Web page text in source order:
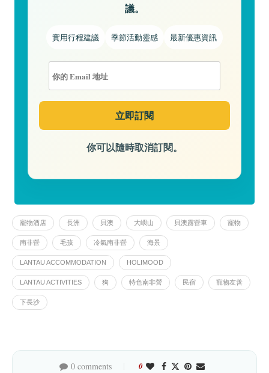
議。
實用行程建議 季節活動靈感 最新優惠資訊
你可以隨時取消訂閱。
寵物酒店 長洲 貝澳 大嶼山 貝澳露營車 寵物
南非營 毛孩 冷氣南非營 海景
LANTAU ACCOMMODATION HOLIMOOD
LANTAU ACTIVITIES 狗 特色南非營 民宿 寵物友善
下長沙
0 comments 0